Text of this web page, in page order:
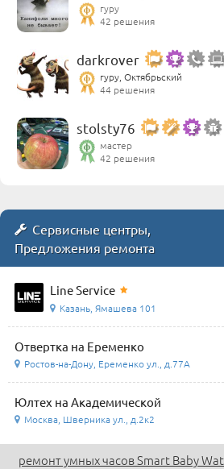
гуру
42 решения
darkrover
гуру, Октябрьский
44 решения
stolsty76
мастер
42 решения
Сервисные центры,
Предложения ремонта
Line Service
Казань, Ямашева 101
Отвертка на Еременко
Ростов-на-Дону, Еременко ул., д.77А
Юлтех на Академической
Москва, Шверника ул., д.2к2
ремонт умных часов Smart Baby